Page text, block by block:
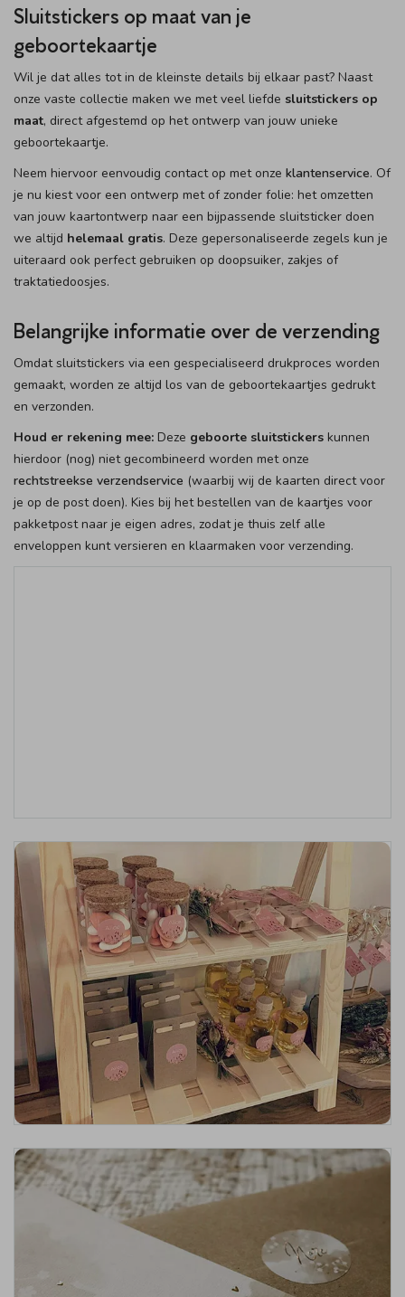
Sluitstickers op maat van je
geboortekaartje
Wil je dat alles tot in de kleinste details bij elkaar past? Naast
onze vaste collectie maken we met veel liefde sluitstickers op
maat, direct afgestemd op het ontwerp van jouw unieke
geboortekaartje.
Neem hiervoor eenvoudig contact op met onze klantenservice. Of
je nu kiest voor een ontwerp met of zonder folie: het omzetten
van jouw kaartontwerp naar een bijpassende sluitsticker doen
we altijd helemaal gratis. Deze gepersonaliseerde zegels kun je
uiteraard ook perfect gebruiken op doopsuiker, zakjes of
traktatiedoosjes.
Belangrijke informatie over de verzending
Omdat sluitstickers via een gespecialiseerd drukproces worden
gemaakt, worden ze altijd los van de geboortekaartjes gedrukt
en verzonden.
Houd er rekening mee: Deze geboorte sluitstickers kunnen
hierdoor (nog) niet gecombineerd worden met onze
rechtstreekse verzendservice (waarbij wij de kaarten direct voor
je op de post doen). Kies bij het bestellen van de kaartjes voor
pakketpost naar je eigen adres, zodat je thuis zelf alle
enveloppen kunt versieren en klaarmaken voor verzending.